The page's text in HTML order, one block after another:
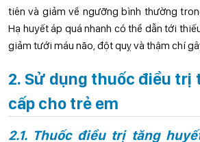
tiên và giảm về ngưỡng bình thường
Hạ huyết áp quá nhanh có thể dẫn tới
giảm tưới máu não, đột quỵ và thậm chí
2. Sử dụng thuốc điều trị
cấp cho trẻ em
2.1. Thuốc điều trị tăng